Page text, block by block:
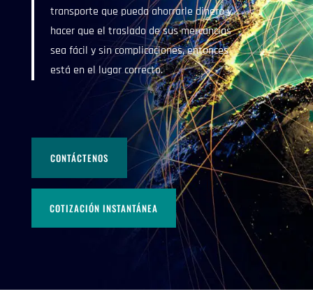
transporte que pueda ahorrarle dinero y
hacer que el traslado de sus mercancías
sea fácil y sin complicaciones, entonces
está en el lugar correcto.
CONTÁCTENOS
COTIZACIÓN INSTANTÁNEA